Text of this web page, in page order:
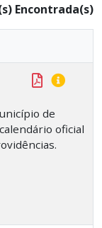
Encontrada(s)
de
oficial